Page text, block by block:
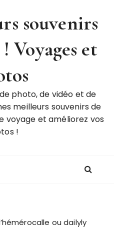
souvenirs
Voyages et
photo, de vidéo et de
meilleurs souvenirs de
voyage et améliorez vos
!
ou dailyly